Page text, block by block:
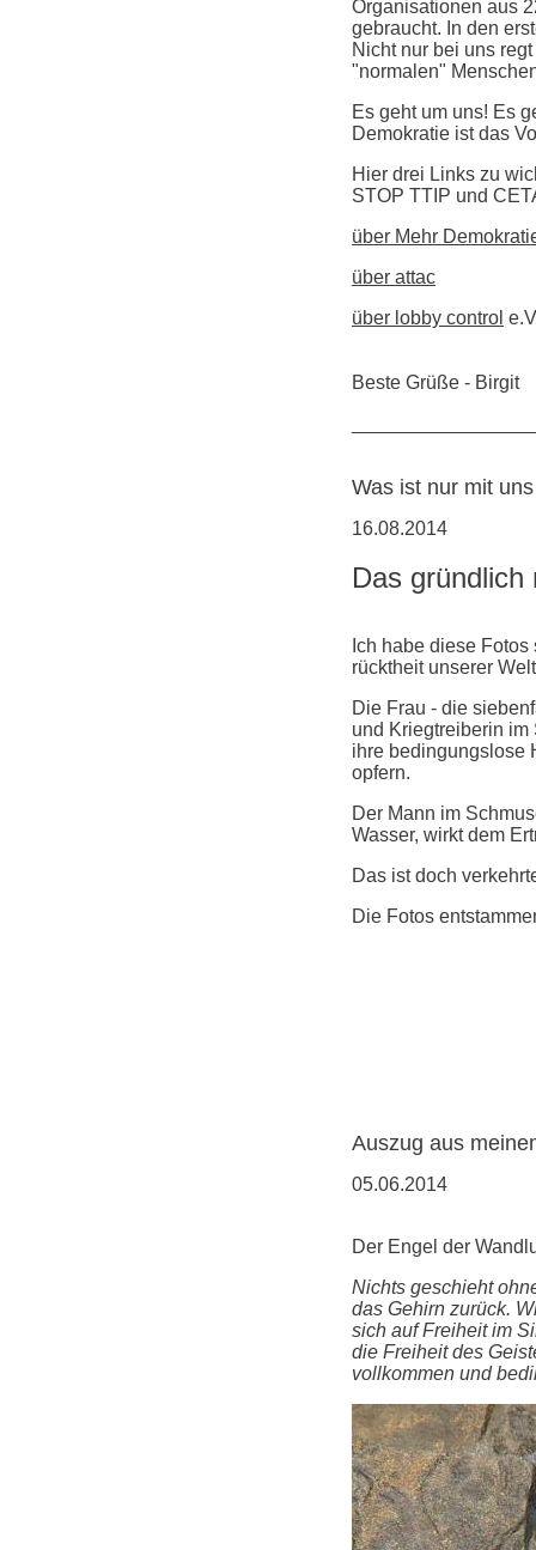
Organisationen aus
gebraucht. In den
Nicht nur bei uns
"normalen"
Es geht um uns! Es
Demokratie ist das
Hier drei Links zu
STOP TTIP und
über Mehr
über attac
über lobby control
Beste Grüße - Birgit
Was ist nur mit
16.08.2014
Das
Ich habe diese
rücktheit unserer
Die Frau - die
und Kriegtreiberin im
ihre bedingungslose
opfern.
Der Mann im
Wasser, wirkt dem
Das ist doch
Die Fotos
Auszug aus
05.06.2014
Der Engel der
Nichts geschieht
das Gehirn zurück.
sich auf Freiheit im
die Freiheit des
vollkommen und